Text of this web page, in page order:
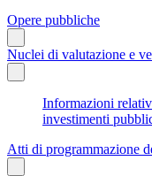
Opere pubbliche
Nuclei di valutazione e
Informazioni
investimenti
Atti di programmazione